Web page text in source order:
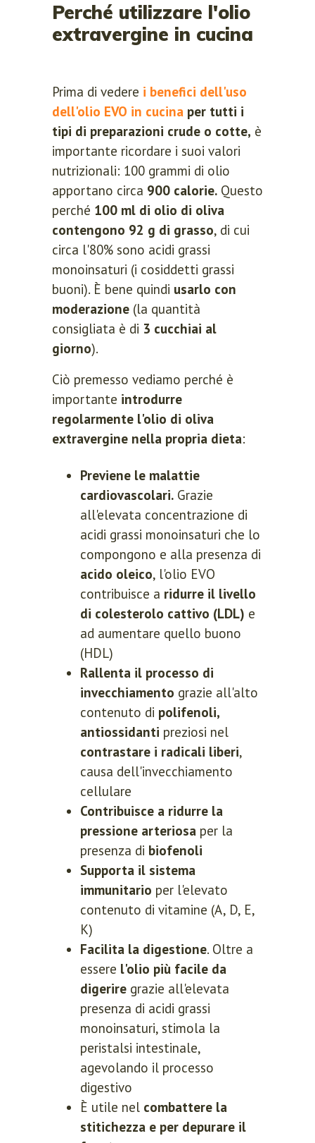
Perché utilizzare l'olio
extravergine in cucina
Prima di vedere i benefici dell'uso
dell'olio EVO in cucina per tutti i
tipi di preparazioni crude o cotte, è
importante ricordare i suoi valori
nutrizionali: 100 grammi di olio
apportano circa 900 calorie. Questo
perché 100 ml di olio di oliva
contengono 92 g di grasso, di cui
circa l'80% sono acidi grassi
monoinsaturi (i cosiddetti grassi
buoni). È bene quindi usarlo con
moderazione (la quantità
consigliata è di 3 cucchiai al
giorno).
Ciò premesso vediamo perché è
importante introdurre
regolarmente l'olio di oliva
extravergine nella propria dieta:
Previene le malattie
cardiovascolari. Grazie
all'elevata concentrazione di
acidi grassi monoinsaturi che lo
compongono e alla presenza di
acido oleico, l'olio EVO
contribuisce a ridurre il livello
di colesterolo cattivo (LDL) e
ad aumentare quello buono
(HDL)
Rallenta il processo di
invecchiamento grazie all'alto
contenuto di polifenoli,
antiossidanti preziosi nel
contrastare i radicali liberi,
causa dell'invecchiamento
cellulare
Contribuisce a ridurre la
pressione arteriosa per la
presenza di biofenoli
Supporta il sistema
immunitario per l'elevato
contenuto di vitamine (A, D, E,
K)
Facilita la digestione. Oltre a
essere l'olio più facile da
digerire grazie all'elevata
presenza di acidi grassi
monoinsaturi, stimola la
peristalsi intestinale,
agevolando il processo
digestivo
È utile nel combattere la
stitichezza e per depurare il